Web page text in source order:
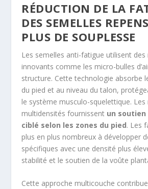
RÉDUCTION DE LA
DES SEMELLES
PLUS DE SOUPLESSE
Les semelles anti-fatigue utilisent
innovants comme les micro-bulles
structure. Cette technologie absorbe
du pied et au niveau du talon,
le système musculo-squelettique. Les
multidensités fournissent un
ciblé selon les zones du pied. Les
plus en plus nombreux à développer
spécifiques avec une densité plus
stabilité et le soutien de la voûte
Cette approche multicouche